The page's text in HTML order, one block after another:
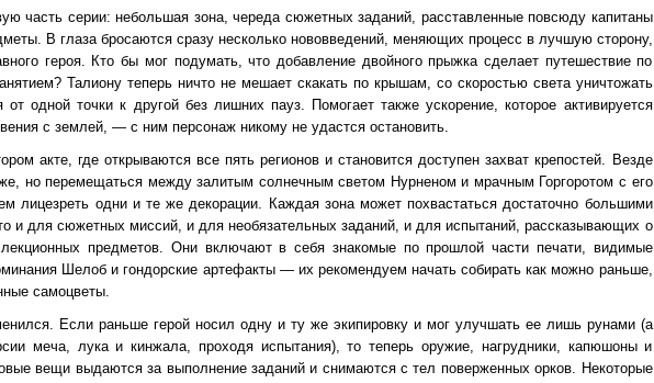
часть серии: небольшая зона, череда сюжетных заданий, расставленные повсюду капитаны
В глаза бросаются сразу несколько нововведений, меняющих процесс в лучшую сторону,
героя. Кто бы мог подумать, что добавление двойного прыжка сделает путешествие по
Талиону теперь ничто не мешает скакать по крышам, со скоростью света уничтожать
одной точки к другой без лишних пауз. Помогает также ускорение, которое активируется
с землей, — с ним персонаж никому не удастся остановить.
акте, где открываются все пять регионов и становится доступен захват крепостей. Везде
но перемещаться между залитым солнечным светом Нурненом и мрачным Горгоротом с его
лицезреть одни и те же декорации. Каждая зона может похвастаться достаточно большими
и для сюжетных миссий, и для необязательных заданий, и для испытаний, рассказывающих о
предметов. Они включают в себя знакомые по прошлой части печати, видимые
Шелоб и гондорские артефакты — их рекомендуем начать собирать как можно раньше,
самоцветы.
Если раньше герой носил одну и ту же экипировку и мог улучшать ее лишь рунами (а
меча, лука и кинжала, проходя испытания), то теперь оружие, нагрудники, капюшоны и
вещи выдаются за выполнение заданий и снимаются с тел поверженных орков. Некоторые